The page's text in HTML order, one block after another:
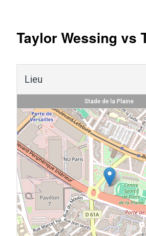
Taylor Wessing vs
Lieu
Stade de la Plaine